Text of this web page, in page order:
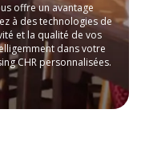
offre un avantage
à des technologies de
et la qualité de vos
dans votre
CHR personnalisées.